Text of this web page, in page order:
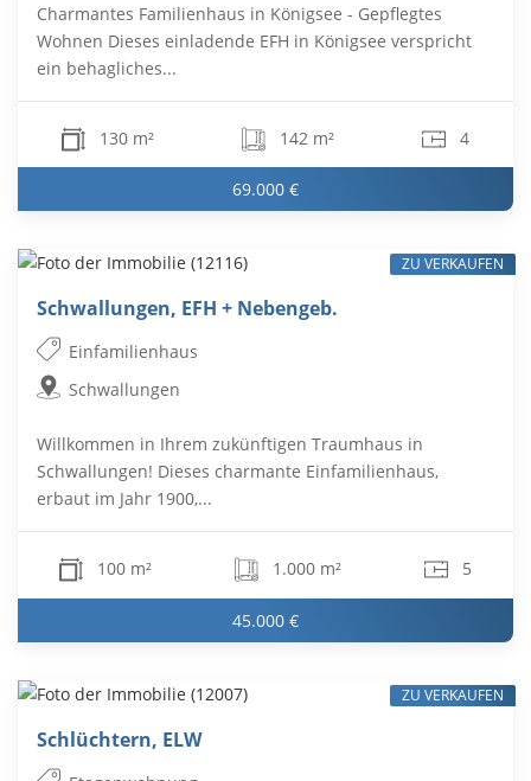
Charmantes Familienhaus in Königsee - Gepflegtes
Wohnen Dieses einladende EFH in Königsee verspricht
ein behagliches...
130 m² 142 m² 4
69.000 €
Schwallungen, EFH + Nebengeb.
Einfamilienhaus
Schwallungen
Willkommen in Ihrem zukünftigen Traumhaus in
Schwallungen! Dieses charmante Einfamilienhaus,
erbaut im Jahr 1900,...
100 m² 1.000 m² 5
45.000 €
ZU VERKAUFEN
Schlüchtern, ELW
ZU VERKAUFEN